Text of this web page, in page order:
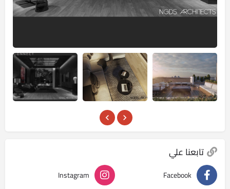
تابعنا علي
Facebook
Instagram